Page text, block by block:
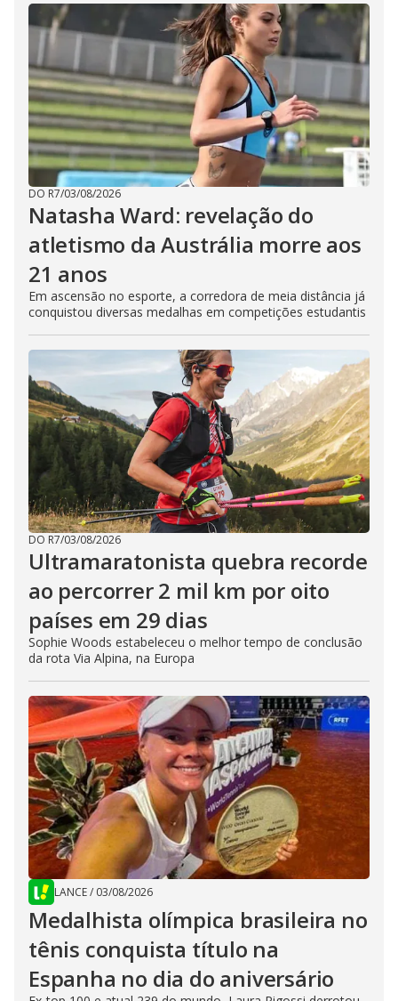
DO R7/03/08/2026
Natasha Ward: revelação do
atletismo da Austrália morre aos
21 anos
Em ascensão no esporte, a corredora de meia distância já
conquistou diversas medalhas em competições estudantis
DO R7/03/08/2026
Ultramaratonista quebra recorde
ao percorrer 2 mil km por oito
países em 29 dias
Sophie Woods estabeleceu o melhor tempo de conclusão
da rota Via Alpina, na Europa
LANCE/ 03/08/2026
Medalhista olímpica brasileira no
tênis conquista título na
Espanha no dia do aniversário